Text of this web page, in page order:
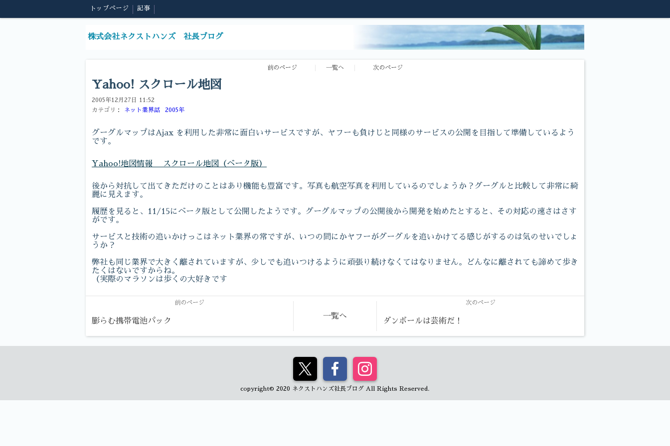
トップページ 記事
株式会社ネクストハンズ 社長ブログ
前のページ 一覧へ 次のページ
Yahoo! スクロール地図
2005年12月27日 11:52
カテゴリ：
ネット業界話 2005年
グーグルマップはAjax を利用した非常に面白いサービスですが、ヤフーも負けじと同様のサービスの公開を目指して準備しているよう
です。
Yahoo!地図情報 スクロール地図（ベータ版）
後から対抗して出てきただけのことはあり機能も豊富です。写真も航空写真を利用しているのでしょうか？グーグルと比較して非常に綺
麗に見えます。
履歴を見ると、11/15にベータ版として公開したようです。グーグルマップの公開後から開発を始めたとすると、その対応の速さはさす
がです。
サービスと技術の追いかけっこはネット業界の常ですが、いつの間にかヤフーがグーグルを追いかけてる感じがするのは気のせいでしょ
うか？
弊社も同じ業界で大きく離されていますが、少しでも追いつけるように頑張り続けなくてはなりません。どんなに離されても諦めて歩き
たくはないですからね。
（実際のマラソンは歩くの大好きです
前のページ
膨らむ携帯電池パック
一覧へ
次のページ
ダンボールは芸術だ！
copyright© 2020 ネクストハンズ社長ブログ All Rights Reserved.